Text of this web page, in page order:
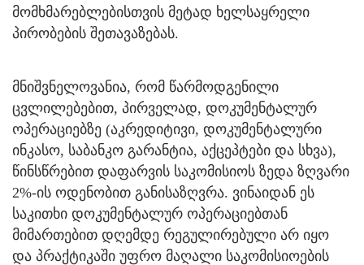
მომხმარებლებისთვის მეტად ხელსაყრელი
პირობების შეთავაზებას.
მნიშვნელოვანია, რომ წარმოდგენილი
ცვლილებებით, პირველად, დოკუმენტალურ
ოპერაციებზე (აკრედიტივი, დოკუმენტალური
ინკასო, საბანკო გარანტია, აქცეპტები და სხვა),
წინსწრებით დაფარვის საკომისიოს ზედა ზღვარი
2%-ის ოდენობით განისაზღვრა. ვინაიდან ეს
საკითხი დოკუმენტალურ ოპერაციებთან
მიმართებით დღემდე რეგულირებული არ იყო
და პრაქტიკაში უფრო მაღალი საკომისიოების